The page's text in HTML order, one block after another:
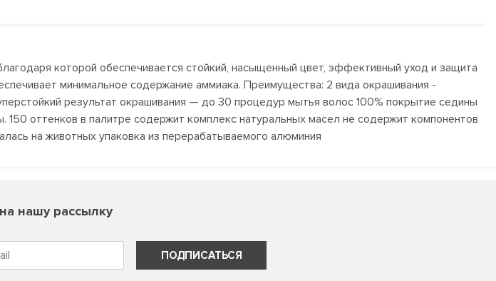
которой обеспечивается стойкий, насыщенный цвет, эффективный уход и защита
минимальное содержание аммиака. Преимущества: 2 вида окрашивания -
результат окрашивания — до 30 процедур мытья волос 100% покрытие седины
оттенков в палитре содержит комплекс натуральных масел не содержит компонентов
на животных упаковка из перерабатываемого алюминия
нашу рассылку
ПОДПИСАТЬСЯ